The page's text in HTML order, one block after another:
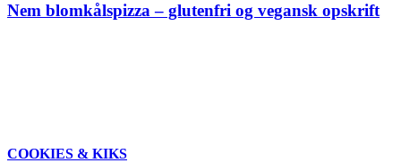
Nem blomkålspizza – glutenfri og vegansk opskrift
COOKIES & KIKS